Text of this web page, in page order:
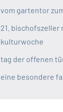
vom gartentor
21. bischofszeller
kulturwoche
tag der offenen
eine besondere